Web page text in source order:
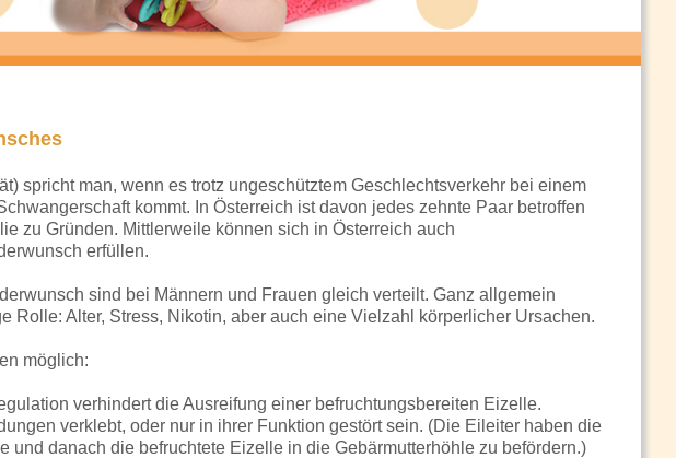
spricht man, wenn es trotz ungeschütztem Geschlechtsverkehr bei einem
kommt. In Österreich ist davon jedes zehnte Paar betroffen
zu Gründen. Mittlerweile können sich in Österreich auch
erfüllen.
sind bei Männern und Frauen gleich verteilt. Ganz allgemein
Rolle: Alter, Stress, Nikotin, aber auch eine Vielzahl körperlicher Ursachen.
möglich:
verhindert die Ausreifung einer befruchtungsbereiten Eizelle.
verklebt, oder nur in ihrer Funktion gestört sein. (Die Eileiter haben die
und danach die befruchtete Eizelle in die Gebärmutterhöhle zu befördern.)